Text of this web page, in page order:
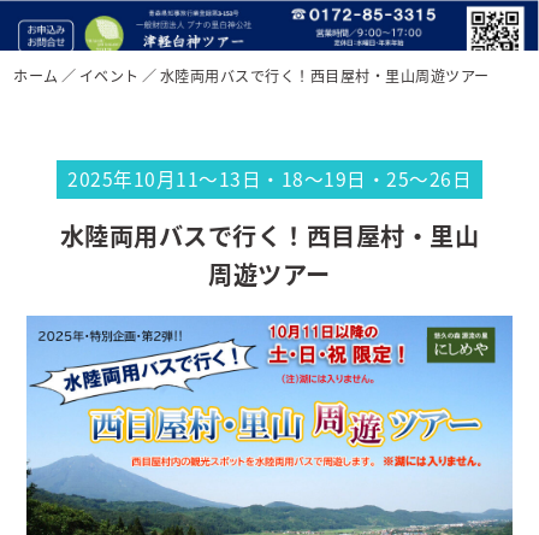
ホーム イベント 水陸両用バスで行く！西目屋村・里山周遊ツアー
2025年10月11～13日・18～19日・25～26日
水陸両用バスで行く！西目屋村・里山
周遊ツアー